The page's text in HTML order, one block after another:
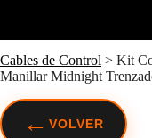
Cables de Control > Kit
Manillar Midnight
← VOLVER